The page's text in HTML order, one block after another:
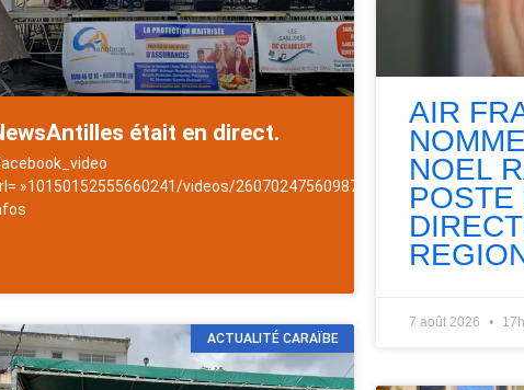
était en direct.
»10150152555660241/videos/2607024756098741/ »]NewsAntilles
ACTUALITÉ CARAÏBE
AIR
NOEL
POSTE
7 août 2026